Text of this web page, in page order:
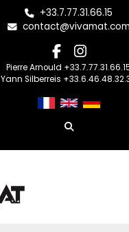
+33.7.77.31.66.15
contact@vivamat.com
facebook
Pierre Arnould
Yann Silberreis
Rechercher